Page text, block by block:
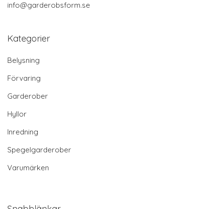
info@garderobsform.se
Kategorier
Belysning
Förvaring
Garderober
Hyllor
Inredning
Spegelgarderober
Varumärken